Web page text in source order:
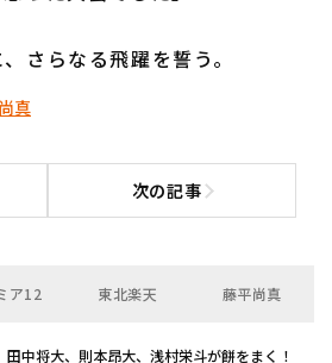
さらなる飛躍を誓う。
真
次の記事次の記事へ
ア12 東北楽天 藤平尚真
田中将大、則本昂大、浅村栄斗が餅をまく！